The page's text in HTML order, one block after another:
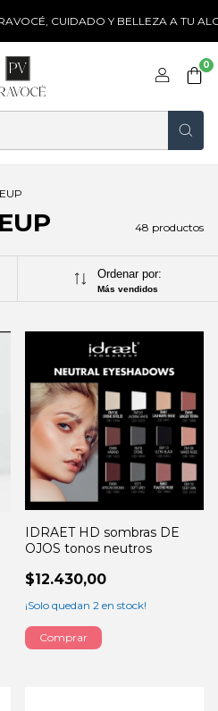
CUIDADO Y BELLEZA A TU
0
48 productos
Ordenar por:
Más vendidos
IDRAET HD sombras DE
OJOS tonos neutros
$12.430,00
¡Solo quedan 2 en stock!
Comprar